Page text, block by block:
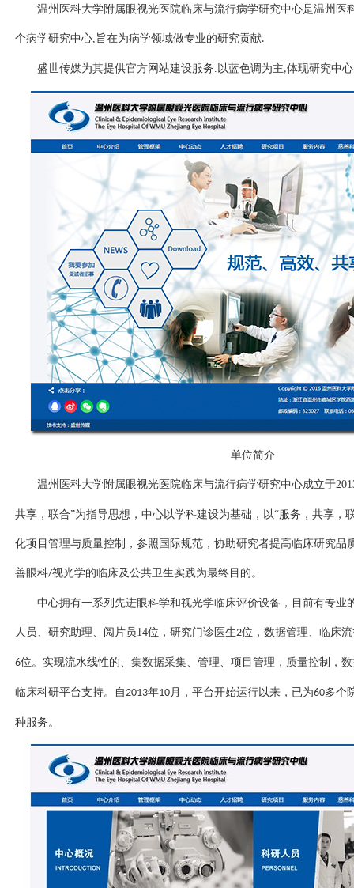
温州医科大学附属眼视光医院临床与流行病学研究中心是温州医
个病学研究中心 旨在为病学领域做专业的研究贡献.
盛世传媒为其提供官方网站建设服务 以蓝色调为主,体现研究中
单位简介
温州医科大学附属眼视光医院临床与流行病学研究中心成立于
共享，联合”为指导思想，中心以学科建设为基础，以“服务，共享，
化项目管理与质量控制，参照国际规范，协助研究者提高临床研究品
善眼科/视光学的临床及公共卫生实践为最终目的。
中心拥有一系列先进眼科学和视光学临床评价设备，目前有专业
人员、研究助理、阅片员14位，研究门诊医生2位，数据管理、临床
6位。实现流水线性的、集数据采集、管理、项目管理，质量控制，
临床科研平台支持。自2013年10 月，平台开始运行以来，已为60多个
种服务。